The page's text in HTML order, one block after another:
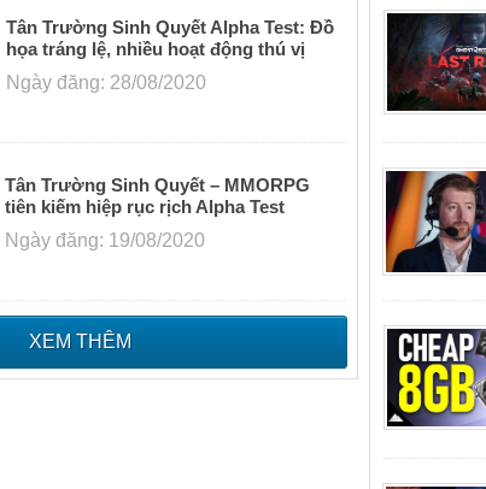
Tân Trường Sinh Quyết Alpha Test: Đồ
họa tráng lệ, nhiều hoạt động thú vị
Ngày đăng: 28/08/2020
Tân Trường Sinh Quyết – MMORPG
tiên kiếm hiệp rục rịch Alpha Test
Ngày đăng: 19/08/2020
XEM THÊM